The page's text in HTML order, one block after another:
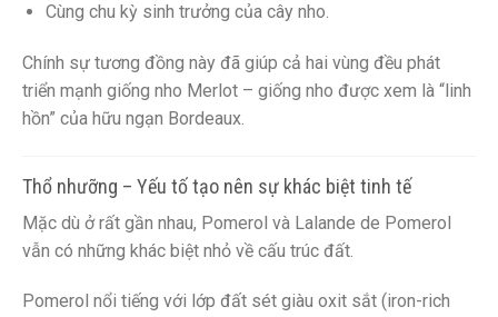
Cùng chu kỳ sinh trưởng của cây nho.
Chính sự tương đồng này đã giúp cả hai vùng đều phát
triển mạnh giống nho Merlot – giống nho được xem là “linh
hồn” của hữu ngạn Bordeaux.
Thổ nhưỡng – Yếu tố tạo nên sự khác biệt tinh tế
Mặc dù ở rất gần nhau, Pomerol và Lalande de Pomerol
vẫn có những khác biệt nhỏ về cấu trúc đất.
Pomerol nổi tiếng với lớp đất sét giàu oxit sắt (iron-rich